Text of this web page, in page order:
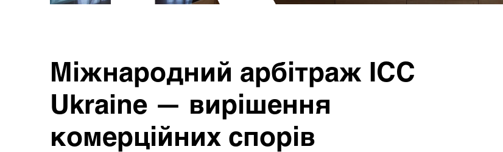
Міжнародний арбітраж ICC
Ukraine — вирішення
комерційних спорів